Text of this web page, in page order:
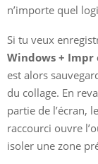
n’importe quel
Si tu veux
Windows + Impr
est alors
du collage. En
partie de l’écran,
raccourci ouvre
isoler une zone